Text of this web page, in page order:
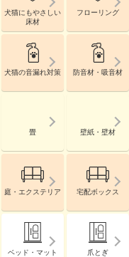
犬猫にもやさしい
床材
フローリング
犬猫の音漏れ対策 防音材・吸音材
畳 壁紙・壁材
庭・エクステリア 宅配ボックス
ベッド・マット 爪とぎ